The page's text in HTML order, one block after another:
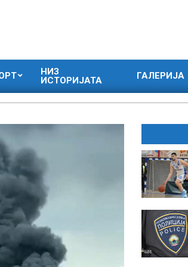
НИЗ
ИСТОРИЈАТА
ГАЛЕРИЈА